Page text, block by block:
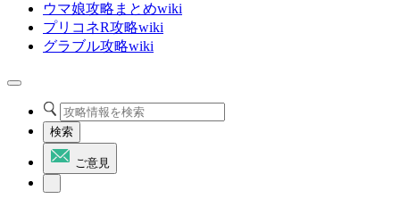
ウマ娘攻略まとめwiki
プリコネR攻略wiki
グラブル攻略wiki
検索
ご意見